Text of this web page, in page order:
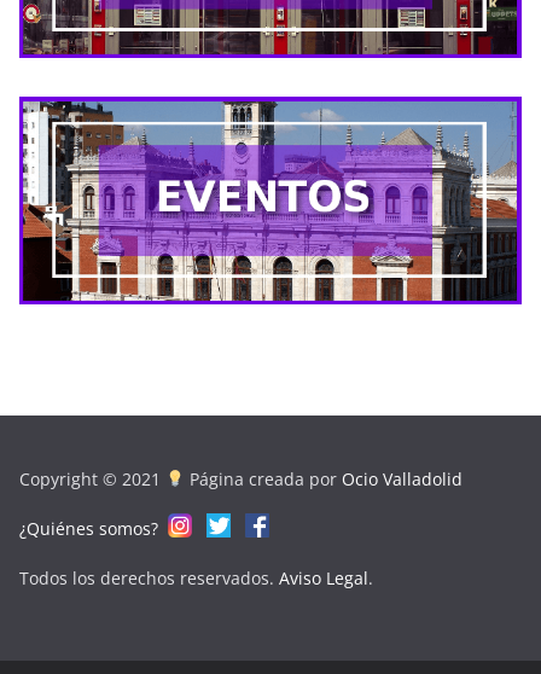
Copyright © 2021 Página creada por Ocio Valladolid
¿Quiénes somos?
Todos los derechos reservados. Aviso Legal.